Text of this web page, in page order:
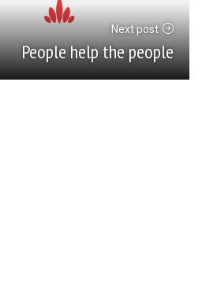
Next post
People help the people